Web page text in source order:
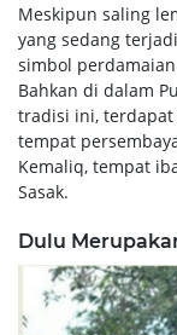
Meskipun saling
yang sedang
simbol
Bahkan di dalam
tradisi ini, terdapat
tempat
Kemaliq, tempat
Sasak.
Dulu